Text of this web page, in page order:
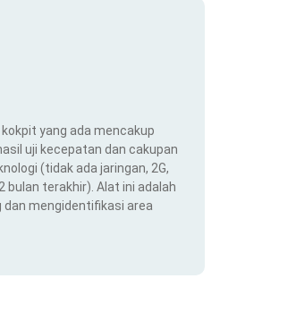
yang ada mencakup
uji kecepatan dan cakupan
(tidak ada jaringan, 2G,
bulan terakhir). Alat ini adalah
mengidentifikasi area